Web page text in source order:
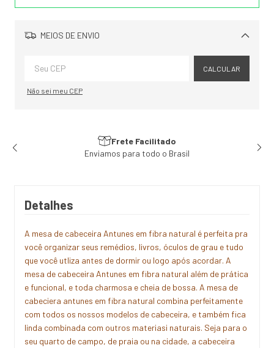
MEIOS DE ENVIO
Alterar CEP
CALCULAR
Não sei meu CEP
Atendimento ♥
Exclusivo para você!
Detalhes
A mesa de cabeceira Antunes em fibra natural é perfeita pra
você organizar seus remédios, livros, óculos de grau e tudo
que você utliza antes de dormir ou logo após acordar. A
mesa de cabeceira Antunes em fibra natural além de prática
e funcional, e toda charmosa e cheia de bossa. A mesa de
cabeciera antunes em fibra natural combina perfeitamente
com todos os nossos modelos de cabeceira, e também fica
linda combinada com outros materiasi naturais. Seja para o
seu quarto de campo, de praia ou na cidade, a cabeceira